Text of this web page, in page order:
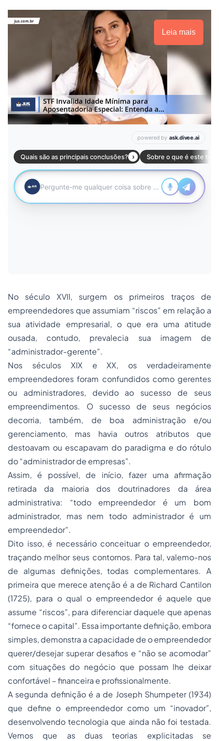
Leia mais
No século XVII, surgem os primeiros traços de
empreendedores que assumiam “riscos” em relação a
sua atividade empresarial, o que era uma atitude
ousada, contudo, prevalecia sua imagem de
“administrador-gerente”.
Nos séculos XIX e XX, os verdadeiramente
empreendedores foram confundidos como gerentes
ou administradores, devido ao sucesso de seus
empreendimentos. O sucesso de seus negócios
decorria, também, de boa administração e/ou
gerenciamento, mas havia outros atributos que
destoavam ou escapavam do paradigma e do rótulo
do “administrador de empresas”.
Assim, é possível, de início, fazer uma afirmação
retirada da maioria dos doutrinadores da área
administrativa: “todo empreendedor é um bom
administrador, mas nem todo administrador é um
empreendedor”.
Dito isso, é necessário conceituar o empreendedor,
traçando melhor seus contornos. Para tal, valemo-nos
de algumas definições, todas complementares. A
primeira que merece atenção é a de Richard Cantilon
(1725), para o qual o empreendedor é aquele que
assume “riscos”, para diferenciar daquele que apenas
“fornece o capital”. Essa importante definição, embora
simples, demonstra a capacidade de o empreendedor
querer/desejar superar desafios e “não se acomodar”
com situações do negócio que possam lhe deixar
confortável – financeira e profissionalmente.
A segunda definição é a de Joseph Shumpeter (1934)
que define o empreendedor como um “inovador”,
desenvolvendo tecnologia que ainda não foi testada.
Vemos que as duas teorias explicitadas se